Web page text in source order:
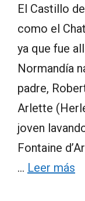
El Castillo
como el
ya que fue
Normandía
padre,
Arlette
joven
Fontaine
… Leer más